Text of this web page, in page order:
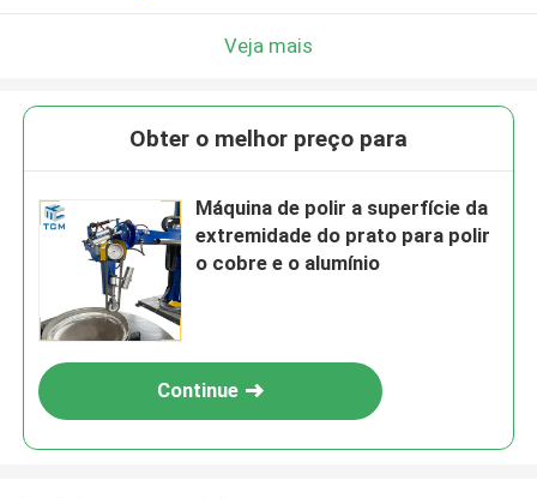
Veja mais
Obter o melhor preço para
Máquina de polir a superfície da
extremidade do prato para polir
o cobre e o alumínio
Continue